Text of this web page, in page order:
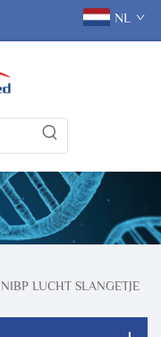
NL
NIBP LUCHT SLANGETJE